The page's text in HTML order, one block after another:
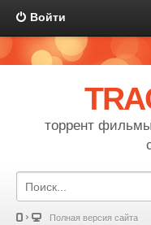
Войти
торрент
Полная версия сайта